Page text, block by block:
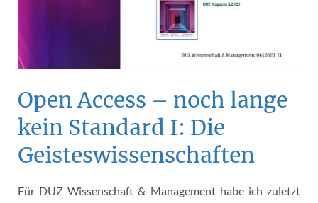
Open Access – noch lange
kein Standard I: Die
Geisteswissenschaften
Für DUZ Wissenschaft & Management habe ich zuletzt